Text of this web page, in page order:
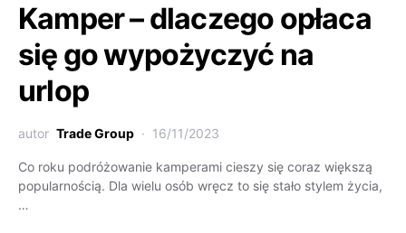
Kamper – dlaczego opłaca
się go wypożyczyć na
urlop
autor Trade Group 16/11/2023
Co roku podróżowanie kamperami cieszy się coraz większą
popularnością. Dla wielu osób wręcz to się stało stylem życia,
…